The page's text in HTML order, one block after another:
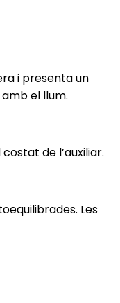
i presenta un
el llum.
de l’auxiliar.
Les